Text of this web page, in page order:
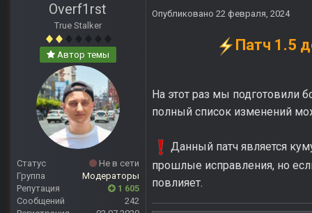
Overf1rst
True Stalker
Автор темы
Статус
Не в сети
Группа
Модераторы
Репутация
1 605
Сообщений
242
Опубликовано 22 февраля, 2024
Патч 1.5
На этот раз мы подготовили
полный список изменений
Данный патч является
прошлые исправления, но
повлияет.